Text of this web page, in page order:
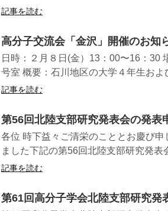
記事を読む
高分子交流会「金沢」開催のお知
日時：２月８日(金）13：00〜16：30
号室 概要：石川地区の大学４年生お
記事を読む
第56回北陸支部研究発表会の発表
各位 時下益々ご清栄のこととお慶び
ました下記の第56回北陸支部研究発
記事を読む
第61回高分子学会北陸支部研究発